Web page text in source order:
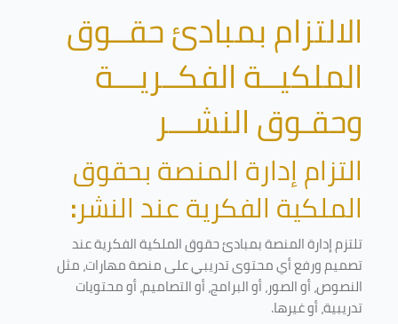
الالتزام بمبادئ حقــوق
الملكيــة الفكــريـــة
وحقـوق النشـــر
التزام إدارة المنصة بحقوق
الملكية الفكرية عند النشر:
تلتزم إدارة المنصة بمبادئ حقوق الملكية الفكرية عند
تصميم ورفع أي محتوى تدريبي على منصة مهارات، مثل
النصوص، أو الصور، أو البرامج، أو التصاميم، أو محتويات
تدريبية، أو غيرها.